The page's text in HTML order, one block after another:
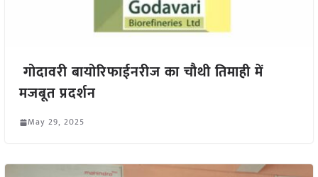
गोदावरी बायोरिफाईनरीज का चौथी तिमाही में
मजबूत प्रदर्शन
May 29, 2025